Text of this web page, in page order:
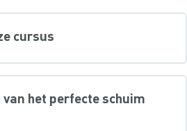
cursus
het perfecte schuim